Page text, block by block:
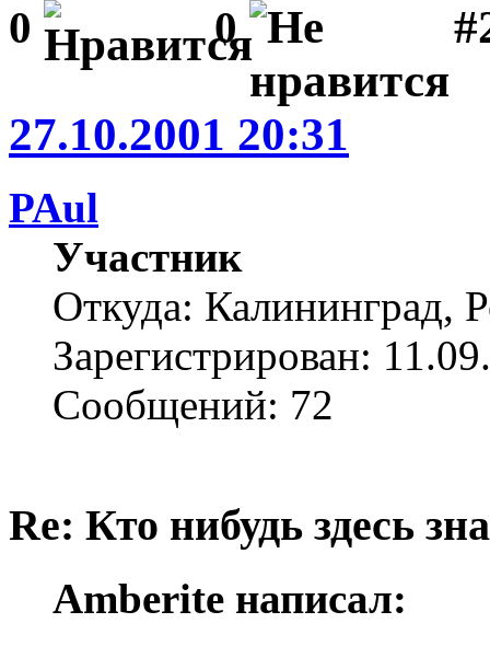
0 0
27.10.2001 20:31
PAul
Участник
Откуда: Калининград,
Зарегистрирован:
Сообщений: 72
Re: Кто нибудь здесь
Amberite написал: